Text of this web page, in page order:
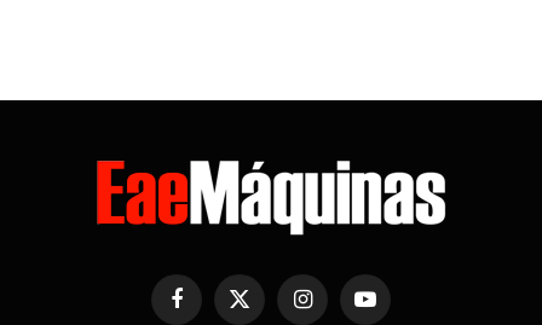
Facebook
X
InstagramYouTube